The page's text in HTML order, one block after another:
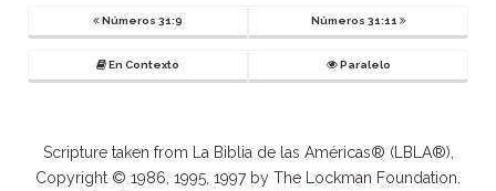
Números 31:9 Números 31:11
En Contexto Paralelo
Scripture taken from La Biblia de las Américas® (LBLA®),
Copyright © 1986, 1995, 1997 by The Lockman Foundation.